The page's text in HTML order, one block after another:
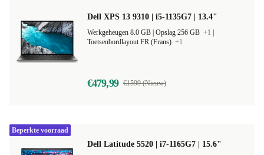
Dell XPS 13 9310 | i5-1135G7 | 13.4"
Opslag 256 GB +1
Toetsenbordlayout FR (Frans) +1
€479,99 €1599 (Nieuw)
Dell Latitude 5520 | i7-1165G7 | 15.6"
Beperkte voorraad